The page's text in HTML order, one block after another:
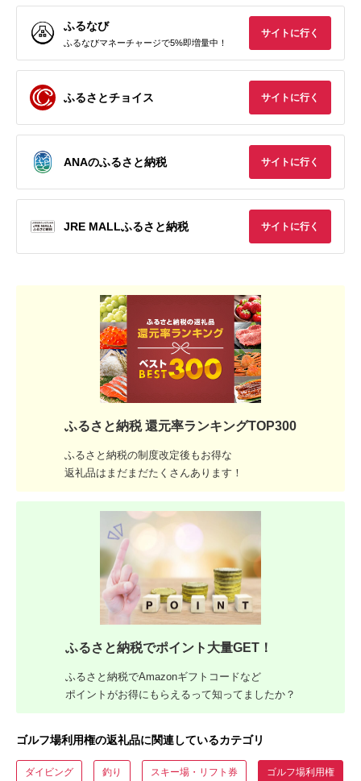
ふるなび
ふるなびマネーチャージで5%即増量中！
サイトに行く
ふるさとチョイス サイトに行く
ANAのふるさと納税 サイトに行く
JRE MALLふるさと納税 サイトに行く
ふるさと納税 還元率ランキングTOP300
ふるさと納税の制度改定後もお得な
返礼品はまだまだたくさんあります！
ふるさと納税でポイント大量GET！
ふるさと納税でAmazonギフトコードなど
ポイントがお得にもらえるって知ってましたか？
ゴルフ場利用権の返礼品に関連しているカテゴリ
ダイビング 釣り スキー場・リフト券 ゴルフ場利用権